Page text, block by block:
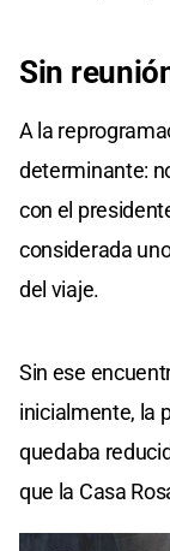
Sin
A la
determinante:
con el
considerada
del viaje.
Sin ese
inicialmente, la
quedaba
que la Casa